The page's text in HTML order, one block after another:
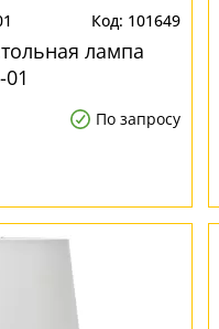
101649
лампа
По запросу